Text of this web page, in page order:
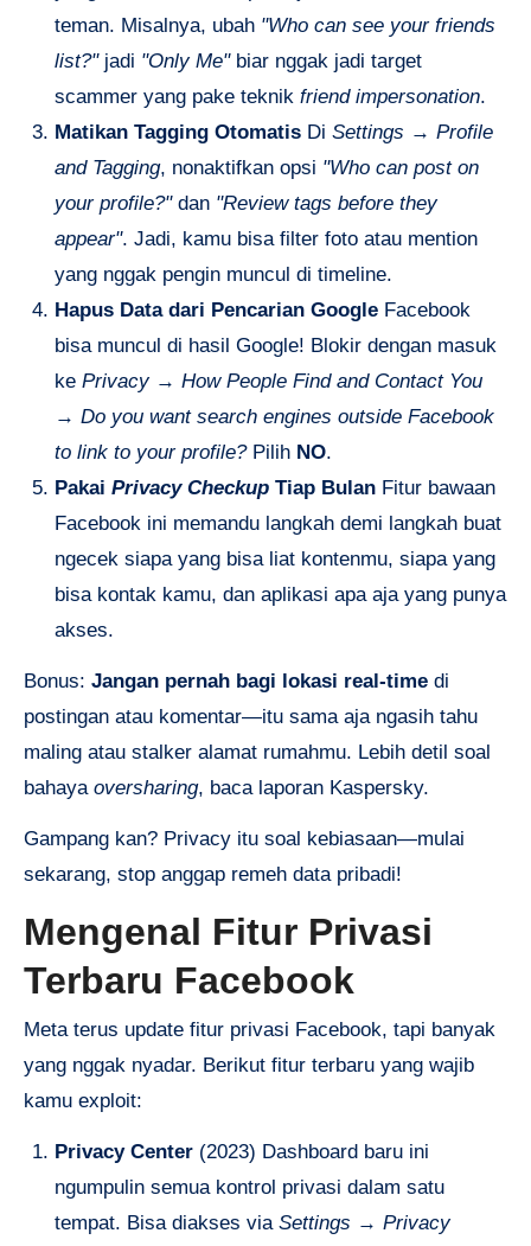
teman. Misalnya, ubah "Who can see your friends
list?"jadi "Only Me"biar nggak jadi target
scammer yang pake teknik friend impersonation.
Matikan Tagging Otomatis Di Settings → Profile
and Tagging, nonaktifkan opsi "Who can post on
your profile?"dan "Review tags before they
appear". Jadi, kamu bisa filter foto atau mention
yang nggak pengin muncul di timeline.
Hapus Data dari Pencarian Google Facebook
bisa muncul di hasil Google! Blokir dengan masuk
ke Privacy→ How People Find and Contact You
→ Do you want search engines outside Facebook
to link to your profile?Pilih NO.
Pakai Privacy Checkup Tiap Bulan Fitur bawaan
Facebook ini memandu langkah demi langkah buat
ngecek siapa yang bisa liat kontenmu, siapa yang
bisa kontak kamu, dan aplikasi apa aja yang punya
akses.
Bonus: Jangan pernah bagi lokasi real-time di
postingan atau komentar—itu sama aja ngasih tahu
maling atau stalker alamat rumahmu. Lebih detil soal
bahaya oversharing, baca laporan Kaspersky.
Gampang kan? Privacy itu soal kebiasaan—mulai
sekarang, stop anggap remeh data pribadi!
Mengenal Fitur Privasi
Terbaru Facebook
Meta terus update fitur privasi Facebook, tapi banyak
yang nggak nyadar. Berikut fitur terbaru yang wajib
kamu exploit:
Privacy Center (2023) Dashboard baru ini
ngumpulin semua kontrol privasi dalam satu
tempat. Bisa diakses via Settings → Privacy